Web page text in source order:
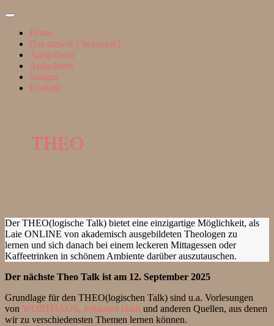
Suchfeld
ein-/ausblenden
Home
Das ntzwrk [ˈnɛtswɛrk]
Aufgefischt
Aufgelesen
Saatgut
Kontakt
THEO
Der THEO(logische Talk) bietet eine einzigartige Möglichkeit, als
Laie ONLINE von akademisch ausgebildeten Theologen zu
lernen und sich danach bei einem leckeren Mittagessen oder
Kaffeetrinken in schönem Ambiente darüber auszutauschen.
Der nächste Theo Talk ist am 12. September 2025
Grundlage für den THEO(logischen Talk) sind u.a. Vorlesungen
von WORTHAUS, Johannes Hartl und anderen Quellen, aus denen
wir zu verschiedensten Themen lernen können.